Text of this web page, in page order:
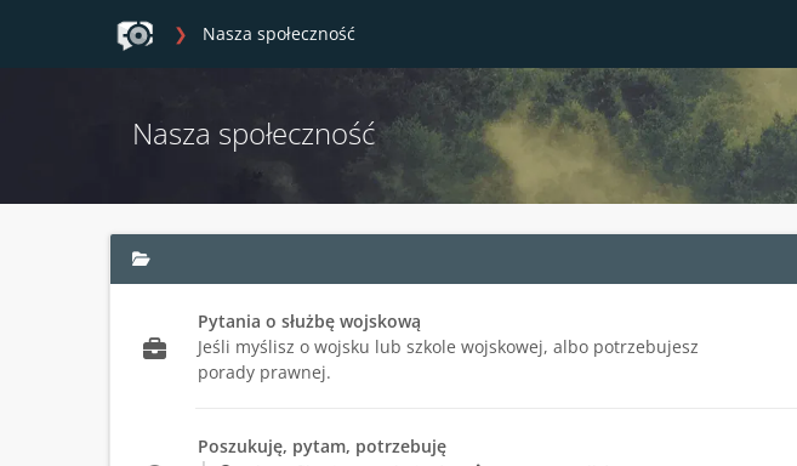
Nasza społeczność
Nasza społeczność
Pytania o służbę wojskową
Jeśli myślisz o wojsku lub szkole wojskowej, albo potrzebujesz
porady prawnej.
Poszukuję, pytam, potrzebuję